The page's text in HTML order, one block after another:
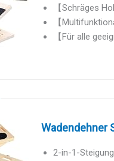
【Schräges
【
【Für alle
Wadendehner
2-in-1-